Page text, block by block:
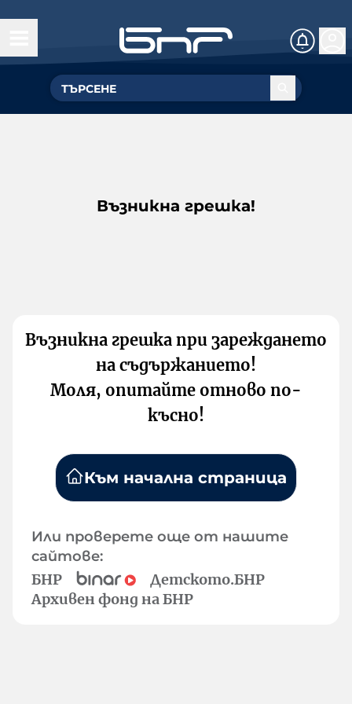
Възникна грешка!
Възникна грешка при зареждането
на съдържанието!
Моля, опитайте отново по-
късно!
Към начална страница
Или проверете още от нашите
сайтове:
БНР
Детското.БНР
Архивен фонд на БНР